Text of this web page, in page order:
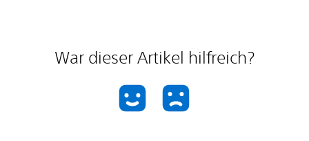
War dieser Artikel hilfreich?